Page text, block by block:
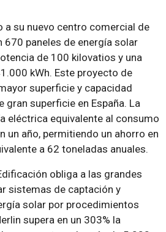
a su nuevo centro comercial de
670 paneles de energía solar
de 100 kilovatios y una
kWh. Este proyecto de
superficie y capacidad
gran superficie en España. La
eléctrica equivalente al consumo
un año, permitiendo un ahorro en
a 62 toneladas anuales.
obliga a las grandes
sistemas de captación y
solar por procedimientos
supera en un 303% la